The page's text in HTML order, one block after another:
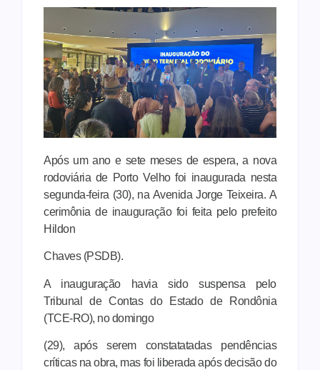
Após um ano e sete meses de espera, a nova
rodoviária de Porto Velho foi inaugurada nesta
segunda-feira (30), na Avenida Jorge Teixeira. A
cerimônia de inauguração foi feita pelo prefeito
Hildon
Chaves (PSDB).
A inauguração havia sido suspensa pelo
Tribunal de Contas do Estado de Rondônia
(TCE-RO), no domingo
(29), após serem constatatadas pendências
críticas na obra, mas foi liberada após decisão do